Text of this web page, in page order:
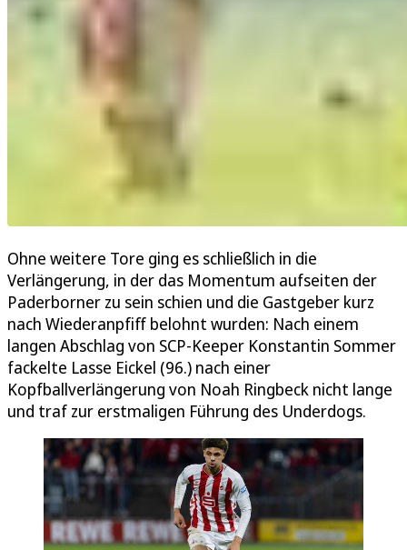
Ohne weitere Tore ging es schließlich in die
Verlängerung, in der das Momentum aufseiten der
Paderborner zu sein schien und die Gastgeber kurz
nach Wiederanpfiff belohnt wurden: Nach einem
langen Abschlag von SCP-Keeper Konstantin Sommer
fackelte Lasse Eickel (96.) nach einer
Kopfballverlängerung von Noah Ringbeck nicht lange
und traf zur erstmaligen Führung des Underdogs.